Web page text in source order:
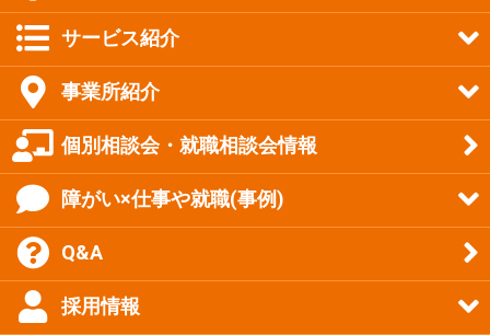
サービス紹介
事業所紹介
個別相談会・就職相談会情報
障がい×仕事や就職(事例)
Q&A
採用情報